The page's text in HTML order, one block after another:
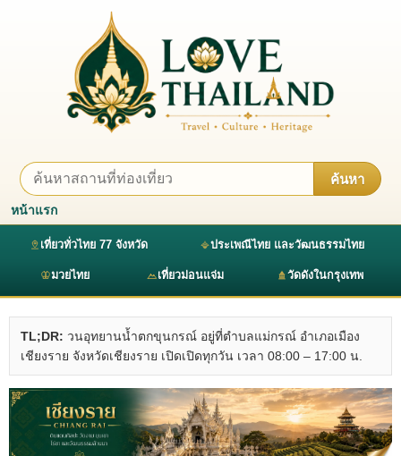
ค้นหา
หน้าแรก
เที่ยวทั่วไทย 77 จังหวัด ประเพณีไทย และวัฒนธรรมไทย
มวยไทย เที่ยวม่อนแจ่ม วัดดังในกรุงเทพ
TL;DR: วนอุทยานน้ำตกขุนกรณ์ อยู่ที่ตำบลแม่กรณ์ อำเภอเมือง
เชียงราย จังหวัดเชียงราย เปิดเปิดทุกวัน เวลา 08:00 – 17:00 น.